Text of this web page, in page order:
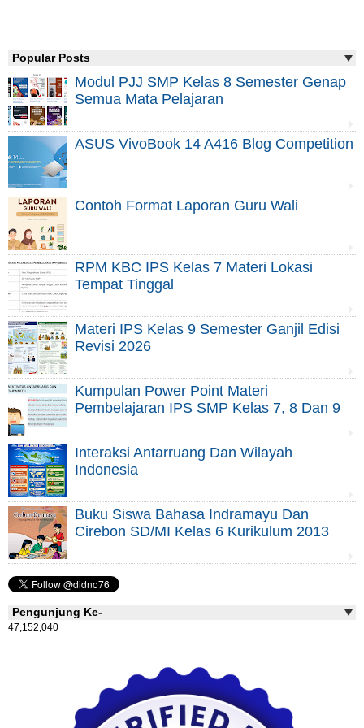
Popular Posts
Modul PJJ SMP Kelas 8 Semester Genap
Semua Mata Pelajaran
ASUS VivoBook 14 A416 Blog Competition
Contoh Format Laporan Guru Wali
RPM KBC IPS Kelas 7 Materi Lokasi
Tempat Tinggal
Materi IPS Kelas 9 Semester Ganjil Edisi
Revisi 2026
Kumpulan Power Point Materi
Pembelajaran IPS SMP Kelas 7, 8 Dan 9
Interaksi Antarruang Dan Wilayah
Indonesia
Buku Siswa Bahasa Indramayu Dan
Cirebon SD/MI Kelas 6 Kurikulum 2013
Pengunjung Ke-
47,152,040